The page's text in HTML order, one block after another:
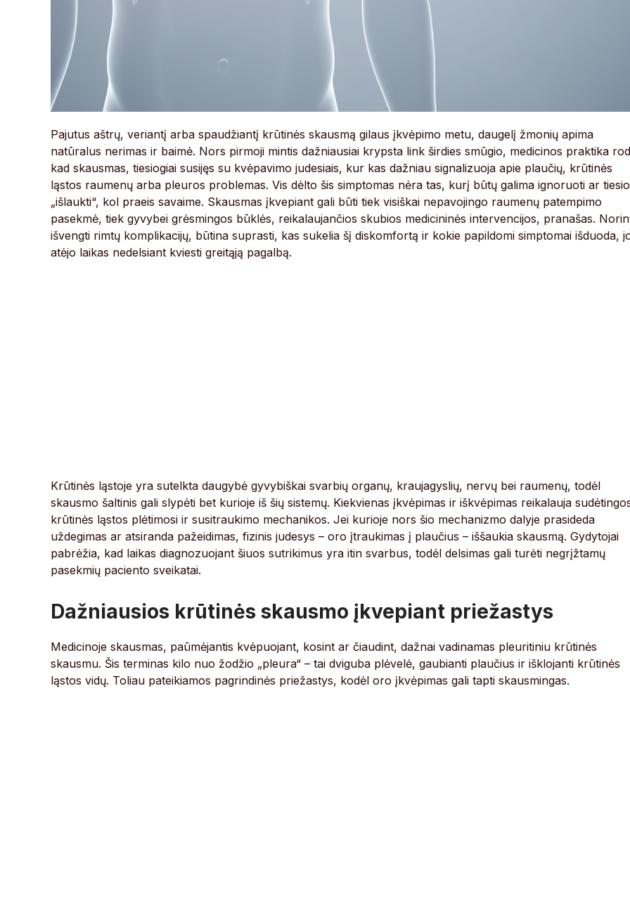
Pajutus aštrų, veriantį arba spaudžiantį krūtinės skausmą gilaus įkvėpimo metu, daugelį žmonių apima
natūralus nerimas ir baimė. Nors pirmoji mintis dažniausiai krypsta link širdies smūgio, medicinos praktika
kad skausmas, tiesiogiai susijęs su kvėpavimo judesiais, kur kas dažniau signalizuoja apie plaučių, krūtinės
ląstos raumenų arba pleuros problemas. Vis dėlto šis simptomas nėra tas, kurį būtų galima ignoruoti ar
„išlaukti“, kol praeis savaime. Skausmas įkvepiant gali būti tiek visiškai nepavojingo raumenų patempimo
pasekmė, tiek gyvybei grėsmingos būklės, reikalaujančios skubios medicininės intervencijos, pranašas.
išvengti rimtų komplikacijų, būtina suprasti, kas sukelia šį diskomfortą ir kokie papildomi simptomai išduoda,
atėjo laikas nedelsiant kviesti greitąją pagalbą.
Krūtinės ląstoje yra sutelkta daugybė gyvybiškai svarbių organų, kraujagyslių, nervų bei raumenų, todėl
skausmo šaltinis gali slypėti bet kurioje iš šių sistemų. Kiekvienas įkvėpimas ir iškvėpimas reikalauja
krūtinės ląstos plėtimosi ir susitraukimo mechanikos. Jei kurioje nors šio mechanizmo dalyje prasideda
uždegimas ar atsiranda pažeidimas, fizinis judesys – oro įtraukimas į plaučius – iššaukia skausmą. Gydytojai
pabrėžia, kad laikas diagnozuojant šiuos sutrikimus yra itin svarbus, todėl delsimas gali turėti negrįžtamų
pasekmių paciento sveikatai.
Dažniausios krūtinės skausmo įkvepiant priežastys
Medicinoje skausmas, paūmėjantis kvėpuojant, kosint ar čiaudint, dažnai vadinamas pleuritiniu krūtinės
skausmu. Šis terminas kilo nuo žodžio „pleura“ – tai dviguba plėvelė, gaubianti plaučius ir išklojanti krūtinės
ląstos vidų. Toliau pateikiamos pagrindinės priežastys, kodėl oro įkvėpimas gali tapti skausmingas.